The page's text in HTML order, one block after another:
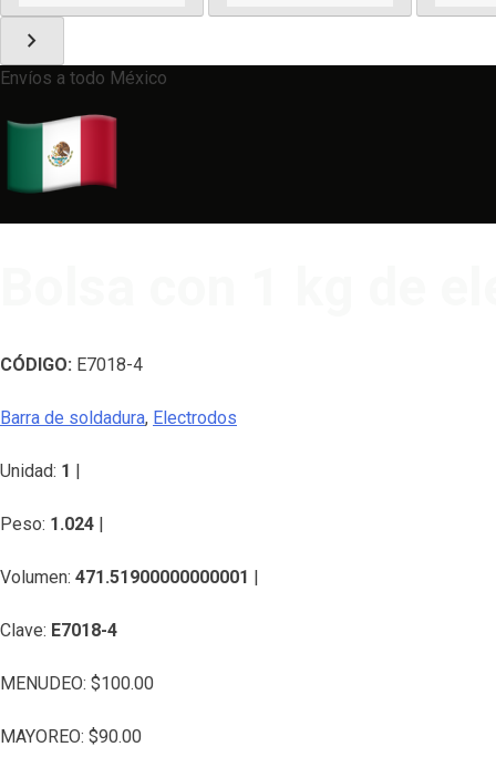
chevron_right
Envíos a todo México
CÓDIGO: E7018-4
Barra de soldadura, Electrodos
Unidad: 1
Peso: 1.024
Volumen: 471.51900000000001
Clave: E7018-4
MENUDEO: $100.00
MAYOREO: $90.00